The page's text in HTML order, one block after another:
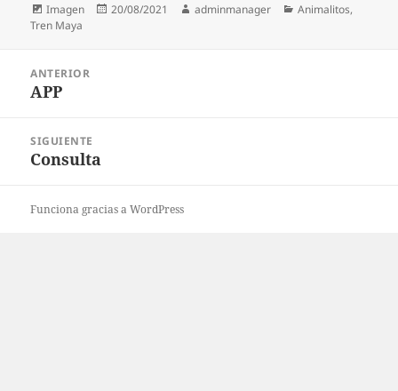
Formato
Imagen
Publicado
20/08/2021 Autor
adminmanager Categorías
Animalitos,
Tren Maya
entradas
ANTERIOR
Entrada
APP
SIGUIENTE
Entrada
Consulta
Funciona gracias a WordPress